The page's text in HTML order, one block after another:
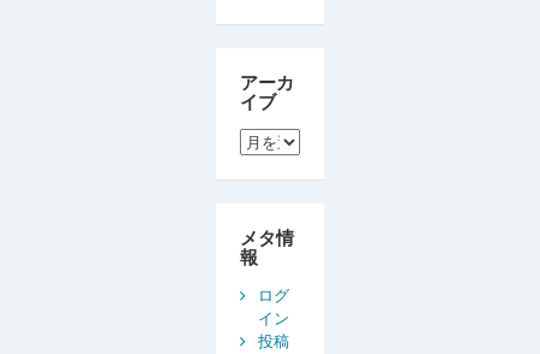
アーカ
イブ
ア
ー
カ
ブ
メタ情
報
ログ
イン
投稿